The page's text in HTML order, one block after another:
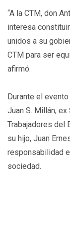
“A la CTM, don
interesa
unidos a su
CTM para ser
afirmó.
Durante el
Juan S. Millán,
Trabajadores del
su hijo, Juan
responsabilidad
sociedad.